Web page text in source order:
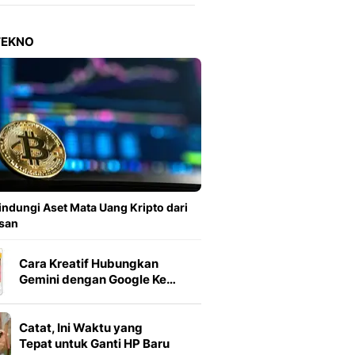
Aset Mata Uang Kripto dari
Cara Kreatif Hubungkan
Gemini dengan Google Ke…
Catat, Ini Waktu yang
Tepat untuk Ganti HP Baru